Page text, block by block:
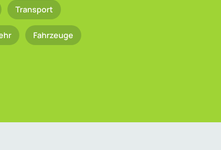
Transport
Fahrzeuge